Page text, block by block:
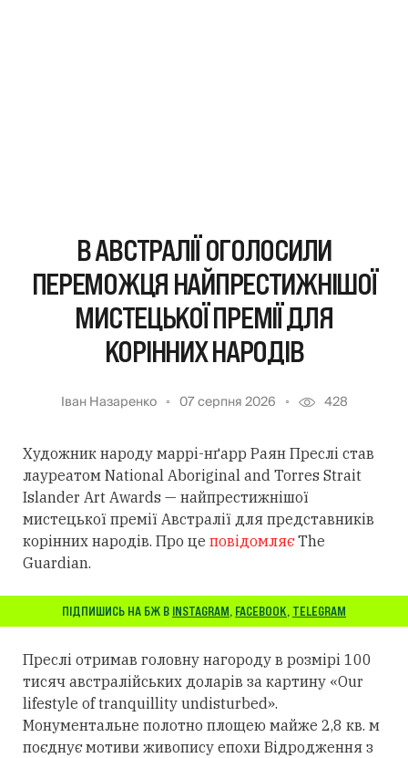
В АВСТРАЛІЇ ОГОЛОСИЛИ
ПЕРЕМОЖЦЯ НАЙПРЕСТИЖНІШОЇ
МИСТЕЦЬКОЇ ПРЕМІЇ ДЛЯ
КОРІННИХ НАРОДІВ
Іван Назаренко 07 серпня 2026 428
Художник народу маррі-нґарр Раян Преслі став
лауреатом National Aboriginal and Torres Strait
Islander Art Awards — найпрестижнішої
мистецької премії Австралії для представників
корінних народів. Про це повідомляєThe
Guardian.
ПІДПИШИСЬ НА БЖ В INSTAGRAM, FACEBOOK, TELEGRAM
Преслі отримав головну нагороду в розмірі 100
тисяч австралійських доларів за картину «Our
lifestyle of tranquillity undisturbed».
Монументальне полотно площею майже 2,8 кв. м
поєднує мотиви живопису епохи Відродження з